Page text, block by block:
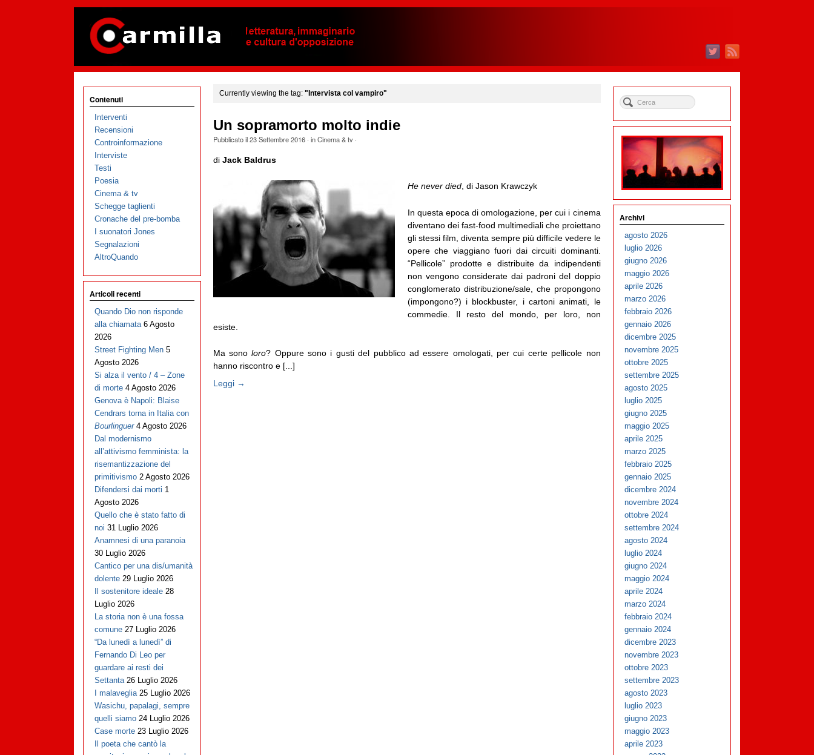
Currently viewing the tag: "Intervista col vampiro"
Un sopramorto molto indie
Pubblicato il23 Settembre 2016· inCinema & tv·
di Jack Baldrus
He never died, di Jason Krawczyk
In questa epoca di omologazione, per cui i cinema
diventano dei fast-food multimediali che proiettano
gli stessi film, diventa sempre più difficile vedere le
opere che viaggiano fuori dai circuiti dominanti.
“Pellicole” prodotte e distribuite da indipendenti
non vengono considerate dai padroni del doppio
conglomerato distribuzione/sale, che propongono
(impongono?) i blockbuster, i cartoni animati, le
commedie. Il resto del mondo, per loro, non
esiste.
Ma sonoloro? Oppure sono i gusti del pubblico ad essere omologati, per cui certe pellicole non
hanno riscontro e [...]
Leggi →
Contenuti
Interventi
Recensioni
Controinformazione
Interviste
Testi
Poesia
Cinema & tv
Schegge taglienti
Cronache del pre-bomba
I suonatori Jones
Segnalazioni
AltroQuando
Articoli recenti
Quando Dio non risponde
alla chiamata 6 Agosto
2026
Street Fighting Men 5
Agosto 2026
Si alza il vento / 4 – Zone
di morte 4 Agosto 2026
Genova è Napoli: Blaise
Cendrars torna in Italia con
Bourlinguer 4 Agosto 2026
Dal modernismo
all’attivismo femminista: la
risemantizzazione del
primitivismo 2 Agosto 2026
Difendersi dai morti 1
Agosto 2026
Quello che è stato fatto di
noi 31 Luglio 2026
Anamnesi di una paranoia
30 Luglio 2026
Cantico per una dis/umanità
dolente 29 Luglio 2026
Il sostenitore ideale 28
Luglio 2026
La storia non è una fossa
comune 27 Luglio 2026
“Da lunedì a lunedì” di
Fernando Di Leo per
guardare ai resti dei
Settanta 26 Luglio 2026
I malaveglia 25 Luglio 2026
Wasichu, papalagi, sempre
quelli siamo 24 Luglio 2026
Case morte 23 Luglio 2026
Il poeta che cantò la
Archivi
agosto 2026
luglio 2026
giugno 2026
maggio 2026
aprile 2026
marzo 2026
febbraio 2026
gennaio 2026
dicembre 2025
novembre 2025
ottobre 2025
settembre 2025
agosto 2025
luglio 2025
giugno 2025
maggio 2025
aprile 2025
marzo 2025
febbraio 2025
gennaio 2025
dicembre 2024
novembre 2024
ottobre 2024
settembre 2024
agosto 2024
luglio 2024
giugno 2024
maggio 2024
aprile 2024
marzo 2024
febbraio 2024
gennaio 2024
dicembre 2023
novembre 2023
ottobre 2023
settembre 2023
agosto 2023
luglio 2023
giugno 2023
maggio 2023
aprile 2023